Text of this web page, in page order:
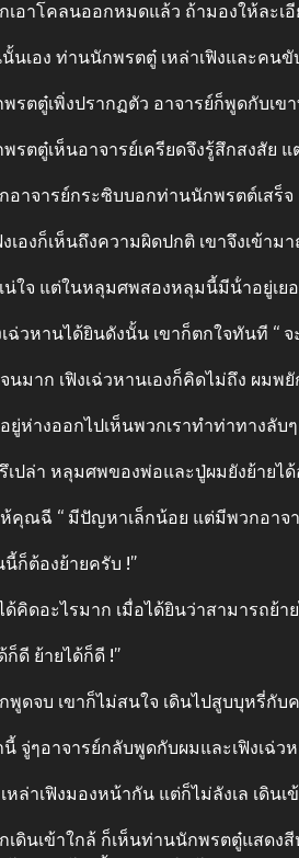
เอาโคลนออกหมดแล้ว ถ้ามองให้ละเ
นเอง ท่านนักพรตตู๋ เหล่าเฟิงและคน
รตตู๋เพิ่งปรากฏตัว อาจารย์ก็พูดกับเข
รตตู๋เห็นอาจารย์เครียดจึงรู้สึกสงสัย แ
อาจารย์กระซิบบอกท่านนักพรตต์เสร็
งเองก็เห็นถึงความผิดปกติ เขาจึงเข้าม
น่ใจ แต่ในหลุมศพสองหลุมนี้มีน้ําอยู่เ
เฉ่วหานได้ยินดังนั้น เขาก็ตกใจทันที “
นมาก เฟิงเฉ่วหานเองก็คิดไม่ถึง ผม
ห่างออกไปเห็นพวกเราทําท่าทางลับๆ
เปล่า หลุมศพของพ่อและปู่ผมยังย้ายได้
คุณฉี “ มีปัญหาเล็กน้อย แต่มีพวกอาจ
นี้ก็ต้องย้ายครับ !”
คิดอะไรมาก เมื่อได้ยินว่าสามารถย้
ก็ดี ย้ายได้ก็ดี !”
พูดจบ เขาก็ไม่สนใจ เดินไปสูบบุหรี่กั
นี้ จู่ๆอาจารย์กลับพูดกับผมและเฟิงเฉ่ว
หล่าเฟิงมองหน้ากัน แต่ก็ไม่ลังเล เดินเ
เดินเข้าใกล้ ก็เห็นท่านนักพรตตู๋แสดง